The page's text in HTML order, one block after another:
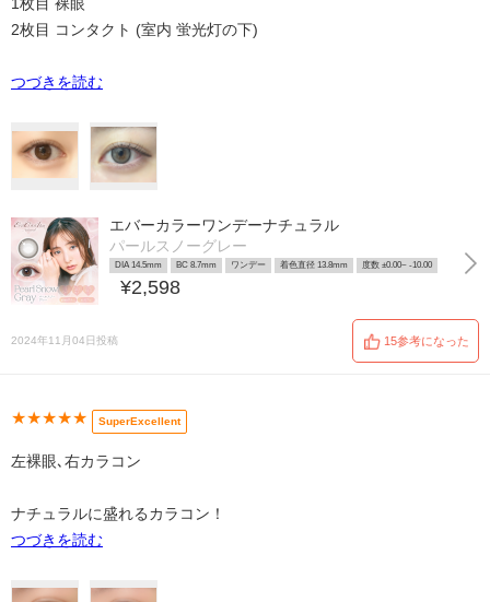
2枚目 コンタクト (室内 蛍光灯の下)
つづきを読む
エバーカラーワンデーナチュラル
パールスノーグレー
DIA 14.5mm BC 8.7mm ワンデー 着色直径 13.8mm 度数 ±0.00~ -10.00
¥2,598
2024年11月04日投稿 15参考になった
★★★★★ SuperExcellent
左裸眼､右カラコン
ナチュラルに盛れるカラコン！
つづきを読む